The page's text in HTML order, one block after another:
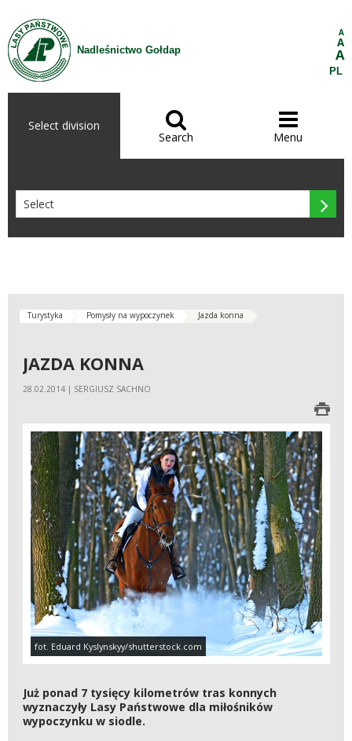
Skip to Content
Nadleśnictwo Gołdap
A
A
A
PL
Select division 
Search

Menu

Turystyka Pomysły na wypoczynek Jazda konna
JAZDA KONNA
28.02.2014 | SERGIUSZ SACHNO
fot. Eduard Kyslynskyy/shutterstock.com
Już ponad 7 tysięcy kilometrów tras konnych
wyznaczyły Lasy Państwowe dla miłośników
wypoczynku w siodle.